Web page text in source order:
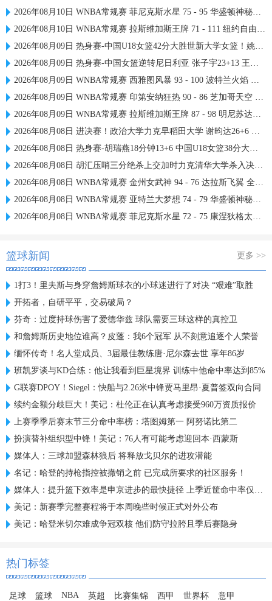
2026年08月10日 WNBA常规赛 菲尼克斯水星 75 - 95 华盛顿神秘人 全场集锦
2026年08月10日 WNBA常规赛 拉斯维加斯王牌 71 - 111 纽约自由人 全场集锦
2026年08月09日 热身赛-中国U18女篮42分大胜世新大学女篮！姚子萱12前场板
2026年08月09日 热身赛-中国女篮逆转尼日利亚 张子宇23+13 王思雨关键两罚
2026年08月09日 WNBA常规赛 西雅图风暴 93 - 100 波特兰火焰 全场集锦
2026年08月09日 WNBA常规赛 印第安纳狂热 90 - 86 芝加哥天空 全场集锦
2026年08月09日 WNBA常规赛 拉斯维加斯王牌 87 - 98 明尼苏达山猫 全场集锦
2026年08月08日 进决赛！政治大学力克早稻田大学 谢昀达26+6 波波卡22+15+7
2026年08月08日 热身赛-胡瑞燕18分钟13+6 中国U18女篮38分大胜蒙古女篮
2026年08月08日 胡汇压哨三分绝杀上交加时力克清华大学杀入决赛 陈天灿三双
2026年08月08日 WNBA常规赛 金州女武神 94 - 76 达拉斯飞翼 全场集锦
2026年08月08日 WNBA常规赛 亚特兰大梦想 74 - 79 华盛顿神秘人 全场集锦
2026年08月08日 WNBA常规赛 菲尼克斯水星 72 - 75 康涅狄格太阳 全场集锦
篮球新闻 更多 >>
1打3！里夫斯与身穿詹姆斯球衣的小球迷进行了对决 “艰难”取胜
开拓者，自研平平，交易破局？
芬奇：过度持球伤害了爱德华兹 球队需要三球这样的真控卫
和詹姆斯历史地位谁高？皮蓬：我6个冠军 从不刻意追逐个人荣誉
缅怀传奇！名人堂成员、3届最佳教练唐·尼尔森去世 享年86岁
班凯罗谈与KD合练：他让我看到巨星境界 训练中他命中率达到85%
G联赛DPOY！Siegel：快船与2.26米中锋贾马里昂·夏普签双向合同
续约金额分歧巨大！美记：杜伦正在认真考虑接受960万资质报价
上赛季季后赛末节三分命中率榜：塔图姆第一 阿努诺比第二
扮演替补组织型中锋！美记：76人有可能考虑迎回本·西蒙斯
媒体人：三球加盟森林狼后 将释放戈贝尔的进攻潜能
名记：哈登的持枪指控被撤销之前 已完成所要求的社区服务！
媒体人：提升篮下效率是申京进步的最快捷径 上季近筐命中率仅61%
美记：新赛季完整赛程将于本周晚些时候正式对外公布
美记：哈登米切尔难成争冠双核 他们防守拉胯且季后赛隐身
热门标签
足球 篮球 NBA 英超 比赛集锦 西甲 世界杯 意甲